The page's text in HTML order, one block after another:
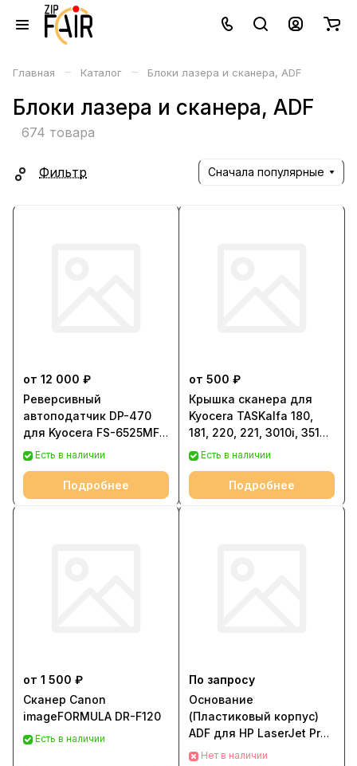
Главная – Каталог – Блоки лазера и сканера, ADF
Блоки лазера и сканера, ADF
674 товара
Фильтр Сначала популярные
от 12 000 ₽
Реверсивный
автоподатчик DP-470
для Kyocera FS-6525MFP,
FS-6530MFP
Есть в наличии
Подробнее
от 500 ₽
Крышка сканера для
Kyocera TASKalfa 180,
181, 220, 221, 3010i, 3510i,
3501i, 4501i, 2551ci,
Есть в наличии
Подробнее
от 1 500 ₽
Сканер Canon
imageFORMULA DR-F120
Есть в наличии
По запросу
Основание
(Пластиковый корпус)
ADF для HP LaserJet Pro
M402/M403/M426/M427
Нет в наличии